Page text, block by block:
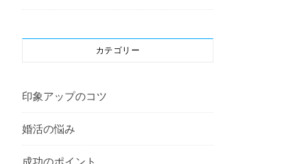
カテゴリー
印象アップのコツ
婚活の悩み
成功のポイント